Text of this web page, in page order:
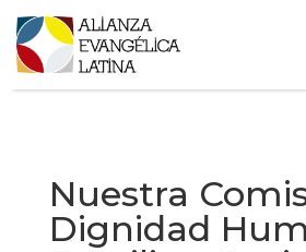
Nuestra
Dignidad